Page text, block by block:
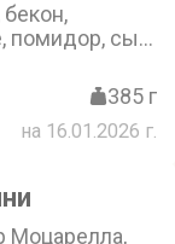
помидор, сыр
385 г
на 16.01.2026 г.
Моцарелла,